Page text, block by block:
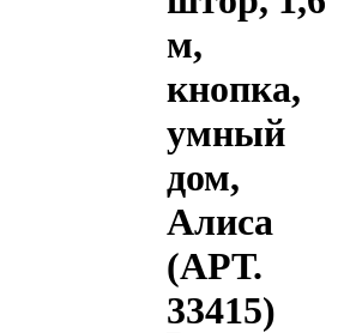
м,
кнопка,
умный
дом,
Алиса
(АРТ.
33415)